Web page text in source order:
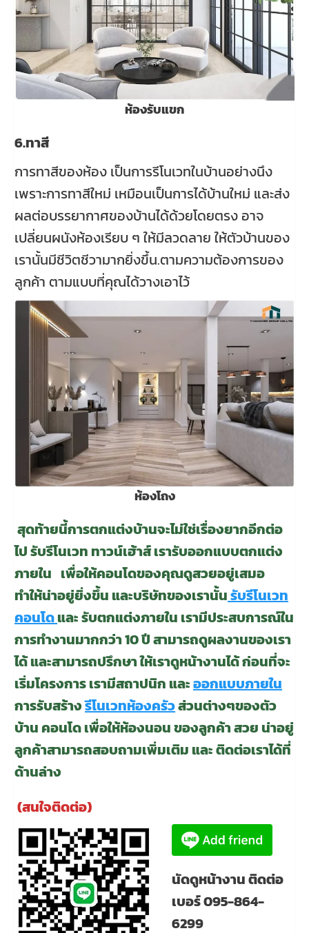
ห้องรับแขก
6.ทาสี
การทาสีของห้อง เป็นการรีโนเวทในบ้านอย่างนึง
เพราะการทาสีใหม่ เหมือนเป็นการได้บ้านใหม่ และส่ง
ผลต่อบรรยากาศของบ้านได้ด้วยโดยตรง อาจ
เปลี่ยนผนังห้องเรียบ ๆ ให้มีลวดลาย ให้ตัวบ้านของ
เรานั้นมีชีวิตชีวามากยิ่งขึ้น.ตามความต้องการของ
ลูกค้า ตามแบบที่คุณได้วางเอาไว้
ห้องโถง
สุดท้ายนี้การตกแต่งบ้านจะไม่ใช่เรื่องยากอีกต่อ
ไป รับรีโนเวท ทาวน์เฮ้าส์ เรารับออกแบบตกแต่ง
ภายใน เพื่อให้คอนโดของคุณดูสวยอยู่เสมอ
ทำให้น่าอยู่ยิ่งขึ้น และบริษัทของเรานั้นรับรีโนเวท
คอนโดและ รับตกแต่งภายใน เรามีประสบการณ์ใน
การทำงานมากกว่า 10 ปี สามารถดูผลงานของเรา
ได้ และสามารถปรึกษา ให้เราดูหน้างานได้ ก่อนที่จะ
เริ่มโครงการ เรามีสถาปนิก และออกแบบภายใน
การรับสร้างรีโนเวทห้องครัวส่วนต่างๆของตัว
บ้าน คอนโด เพื่อให้ห้องนอน ของลูกค้า สวย น่าอยู่
ลูกค้าสามารถสอบถามเพิ่มเติม และ ติดต่อเราได้ที่
ด้านล่าง
(สนใจติดต่อ)
นัดดูหน้างาน ติดต่อ
เบอร์ 095-864-
6299